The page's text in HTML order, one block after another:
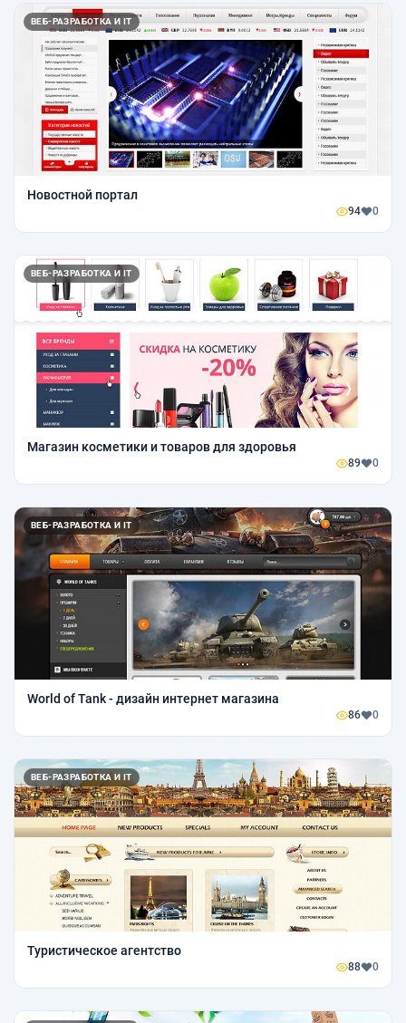
ВЕБ-РАЗРАБОТКА И IT
Новостной портал
94 0
ВЕБ-РАЗРАБОТКА И IT
Магазин косметики и товаров для здоровья
89 0
ВЕБ-РАЗРАБОТКА И IT
World of Tank - дизайн интернет магазина
86 0
ВЕБ-РАЗРАБОТКА И IT
Туристическое агентство
88 0